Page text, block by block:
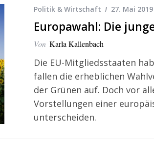
Politik & Wirtschaft 27. Mai 2019
Europawahl: Die
Von Karla Kallenbach
Die EU-Mitgliedsstaaten
fallen die erheblichen
der Grünen auf. Doch vor
Vorstellungen einer
unterscheiden.